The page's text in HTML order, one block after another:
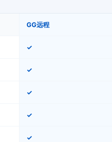
GG远程
✓
✓
✓
✓
✓